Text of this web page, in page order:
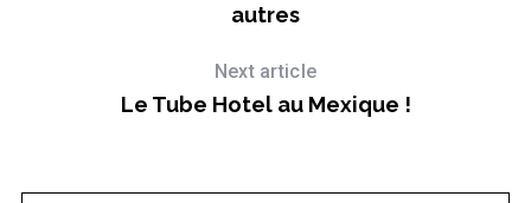
autres
Next article
Le Tube Hotel au Mexique !